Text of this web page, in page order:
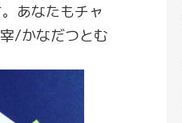
あなたもチャ
/かなだつとむ